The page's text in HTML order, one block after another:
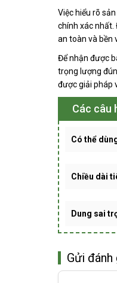
Việc hiểu rõ
chính xác nhất.
an toàn và bền
Để nhận được
trọng lượng
được giải pháp
Các câu
Có thể
Chiều dài
Dung sai
Gửi đánh